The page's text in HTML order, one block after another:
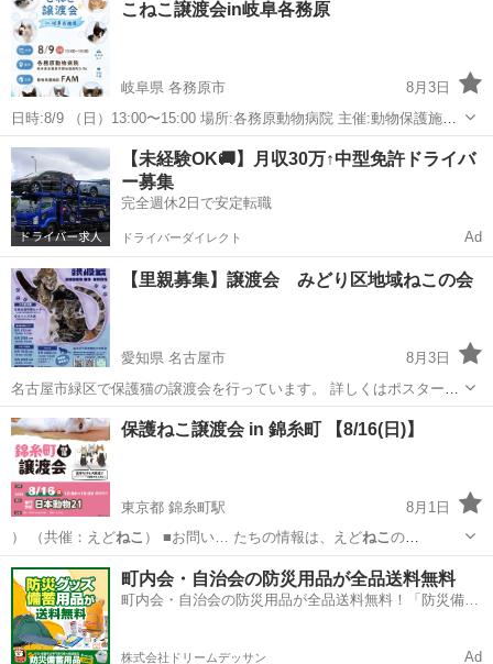
こねこ譲渡会in岐阜各務原
岐阜県 各務原市
8月3日
日時:8/9 （日）13:00〜15:00 場所:各務原動物病院 主催:動物保護施設
FAM 🍀駐車場あり 🍀予約不要 かわいくて人懐っこい子猫がたくさ
ん参加します！ 保護猫をお迎えすることをお考えの方 是非会いに来て
く...
岐阜 各務原市 その他 動物
【未経験OK🚚】月収30万↑中型免許ドライバ
ー募集
完全週休2日で安定転職
ドライバーダイレクト Ad
【里親募集】譲渡会 みどり区地域ねこの会
愛知県 名古屋市
8月3日
名古屋市緑区で保護猫の譲渡会を行っています。 詳しくはポスターを
ご覧ください。 Instagram、ホームページでも確認いただけます。 カ
インズ大高は猫との触れ合いはケージ越しになります。 生涯学習セン
ターでは直接猫を抱っ...
愛知 名古屋市 その他 ねこ
保護ねこ譲渡会 in 錦糸町 【8/16(日)】
東京都 錦糸町駅
8月1日
） （共催：えどねこ ） ■お問い… たちの情報は、えどねこの
Instagra…
東京 墨田区 錦糸町駅 地域/お祭り ねこ
町内会・自治会の防災用品が全品送料無料
町内会・自治会の防災用品が全品送料無料！「防災備蓄
株式会社ドリームデッサン Ad